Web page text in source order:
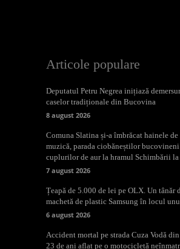
Articole populare
Deputatul Petru Negrea inițiază
caselor tradiționale din Bucovina
8 august 2026
Comuna Slatina și-a îmbrăcat hainele
muzică, parada ciobăneștilor
cuplurilor de aur la hramul Schimbării la
7 august 2026
Țeapă de 5.000 de lei pe OLX. Un tânăr
machetă de plastic Samsung în locul
6 august 2026
Accident mortal pe strada Cuza Vodă
23 de ani aflat pe o motocicletă